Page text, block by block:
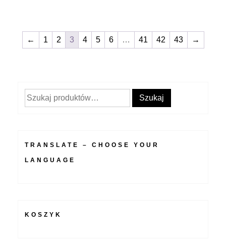
← 1 2 3 4 5 6 … 41 42 43 →
Szukaj: Szukaj
TRANSLATE – CHOOSE YOUR
LANGUAGE
KOSZYK